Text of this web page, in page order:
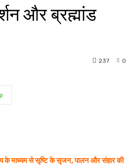
और ब्रह्मांड
0
237
के माध्यम से सृष्टि के सृजन, पालन और संहार की